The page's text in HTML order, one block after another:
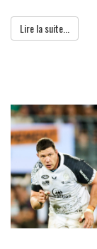
Lire la suite...